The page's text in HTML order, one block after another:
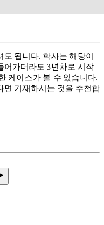
됩니다. 학사는 해당이
어가더라도 3년차로 시작
케이스가 볼 수 있습니다.
면 기재하시는 것을 추천합